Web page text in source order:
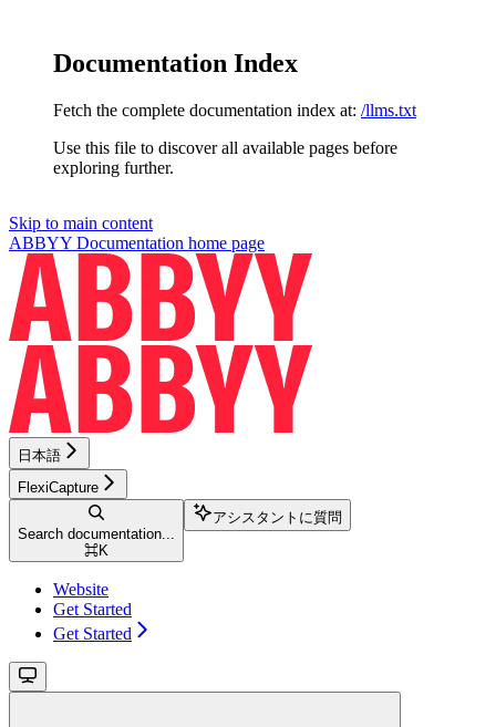
Documentation Index
Fetch the complete documentation index at: /llms.txt
Use this file to discover all available pages before
exploring further.
Skip to main content
ABBYY Documentation home page
日本語
FlexiCapture
Search documentation...
⌘K
アシスタントに質問
Website
Get Started
Get Started